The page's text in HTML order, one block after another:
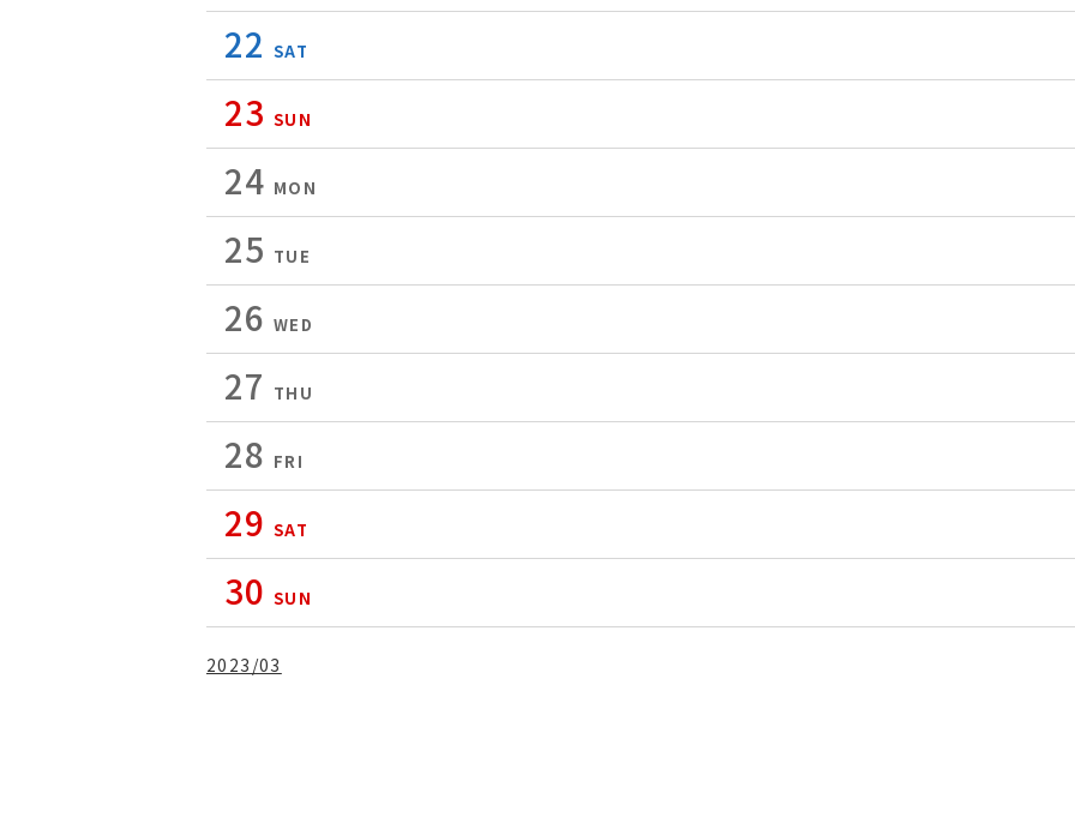
22 SAT
23 SUN
24 MON
25 TUE
26 WED
27 THU
28 FRI
29 SAT
30 SUN
2023/03